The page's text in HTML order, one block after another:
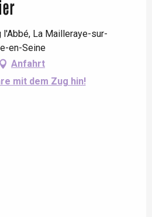
La Mailleraye-sur-
en-Seine
Anfahrt
mit dem Zug hin!